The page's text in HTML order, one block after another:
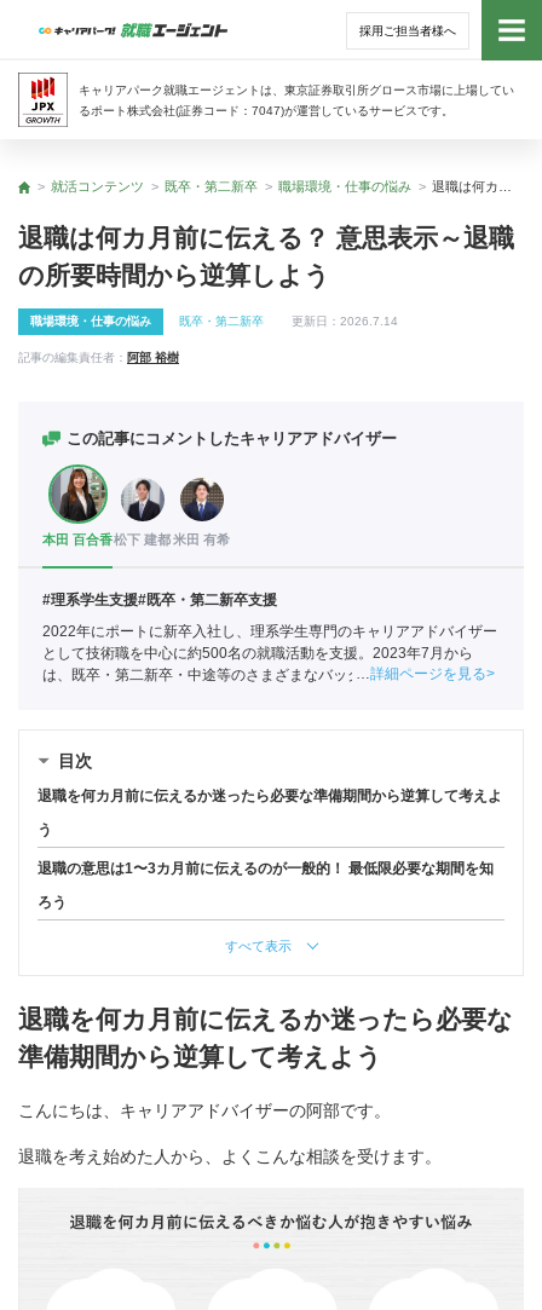
採用ご担当者様へ
キャリアパーク就職エージェントは、東京証券取引所グロース市場に上場してい
るポート株式会社(証券コード：7047)が運営しているサービスです。
トッ
トップ
就活コンテンツ 既卒・第二新卒 職場環境・仕事の悩み
退職は何カ月前に伝える？ 意思表示～退職
の所要時間から逆算しよう
職場環境・仕事の悩み 既卒・第二新卒 更新日： 2026.7.14
記事の編集責任者： 阿部 裕樹
この記事にコメントしたキャリアアドバイザー
本田 百合香松下 建都米田 有希
#理系学生支援#既卒・第二新卒支援
2022年にポートに新卒入社し、理系学生専門のキャリアアドバイザー
として技術職を中心に約500名の就職活動を支援。2023年7月から
は、既卒・第二新卒・中途等のさまざまなバックグラウンドを持つ
詳細ページを見る
目次
退職を何カ月前に伝えるか迷ったら必要な準備期間から逆算して考えよ
う
退職の意思は1〜3カ月前に伝えるのが一般的！ 最低限必要な期間を知
ろう
すべて表示
退職を何カ月前に伝えるか迷ったら必要な
準備期間から逆算して考えよう
こんにちは、キャリアアドバイザーの阿部です。
退職を考え始めた人から、よくこんな相談を受けます。